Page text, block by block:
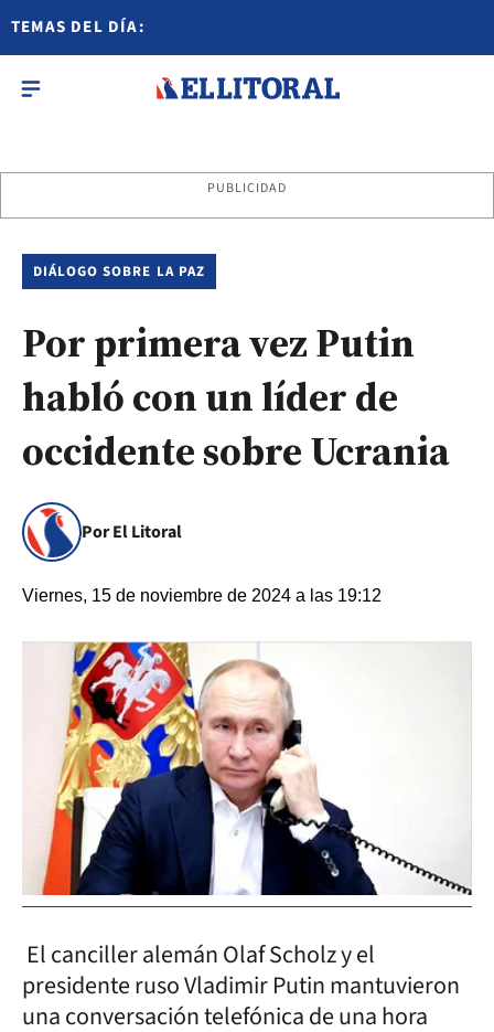
TEMAS DEL DÍA:
PUBLICIDAD
DIÁLOGO SOBRE LA PAZ
Por primera vez Putin
habló con un líder de
occidente sobre Ucrania
Por El Litoral
Viernes, 15 de noviembre de 2024 a las 19:12
El canciller alemán Olaf Scholz y el
presidente ruso Vladimir Putin mantuvieron
una conversación telefónica de una hora